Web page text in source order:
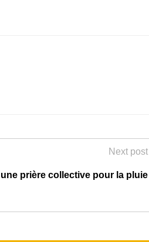
Next post
prière collective pour la pluie